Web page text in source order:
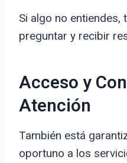
Si algo no entiendes,
preguntar y recibir
Acceso y
Atención
También está
oportuno a los